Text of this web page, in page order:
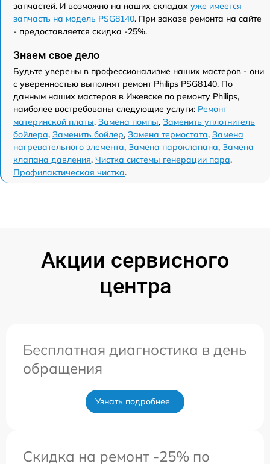
запчастей. И возможно на наших складах уже имеется
запчасть на модель PSG8140. При заказе ремонта на сайте
- предоставляется скидка -25%.
Знаем свое дело
Будьте уверены в профессионализме наших мастеров - они
с уверенностью выполнят ремонт Philips PSG8140. По
данным наших мастеров в Ижевске по ремонту Philips,
наиболее востребованы следующие услуги: Ремонт
материнской платы, Замена помпы, Заменить уплотнитель
бойлера, Заменить бойлер, Замена термостата, Замена
нагревательного элемента, Замена пароклапана, Замена
клапана давления, Чистка системы генерации пара,
Профилактическая чистка.
Акции сервисного
центра
Бесплатная диагностика в день
обращения
Узнать подробнее
Скидка на ремонт -25% по